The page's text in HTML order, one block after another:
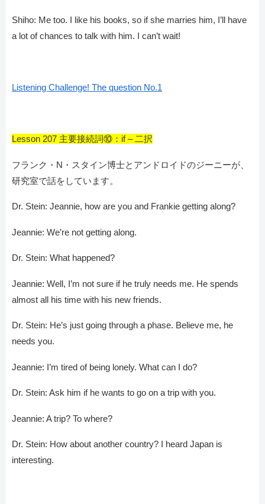
Shiho: Me too. I like his books, so if she marries him, I’ll have
a lot of chances to talk with him. I can’t wait!
Listening Challenge! The question No.1
Lesson 207 主要接続詞⑩：if – 二択
フランク・N・スタイン博士とアンドロイドのジーニーが、
研究室で話をしています。
Dr. Stein: Jeannie, how are you and Frankie getting along?
Jeannie: We’re not getting along.
Dr. Stein: What happened?
Jeannie: Well, I’m not sure if he truly needs me. He spends
almost all his time with his new friends.
Dr. Stein: He’s just going through a phase. Believe me, he
needs you.
Jeannie: I’m tired of being lonely. What can I do?
Dr. Stein: Ask him if he wants to go on a trip with you.
Jeannie: A trip? To where?
Dr. Stein: How about another country? I heard Japan is
interesting.